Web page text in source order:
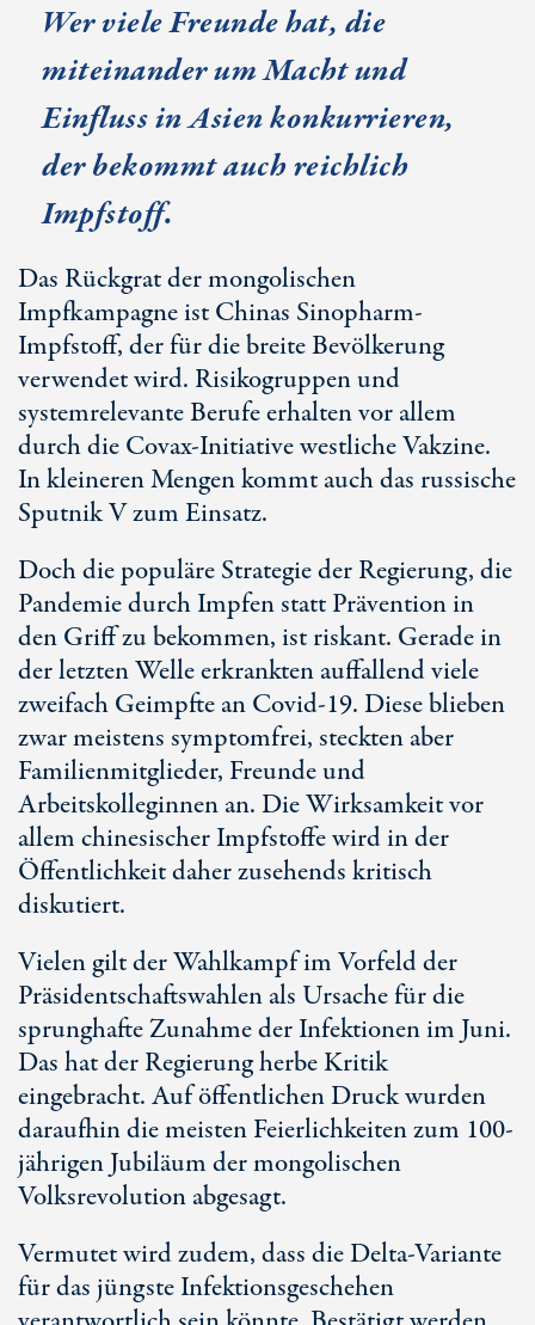
Wer viele Freunde hat, die
miteinander um Macht und
Einfluss in Asien konkurrieren,
der bekommt auch reichlich
Impfstoff.
Das Rückgrat der mongolischen
Impfkampagne ist Chinas Sinopharm-
Impfstoff, der für die breite Bevölkerung
verwendet wird. Risikogruppen und
systemrelevante Berufe erhalten vor allem
durch die Covax-Initiative westliche Vakzine.
In kleineren Mengen kommt auch das russische
Sputnik V zum Einsatz.
Doch die populäre Strategie der Regierung, die
Pandemie durch Impfen statt Prävention in
den Griff zu bekommen, ist riskant. Gerade in
der letzten Welle erkrankten auffallend viele
zweifach Geimpfte an Covid-19. Diese blieben
zwar meistens symptomfrei, steckten aber
Familienmitglieder, Freunde und
Arbeitskolleginnen an. Die Wirksamkeit vor
allem chinesischer Impfstoffe wird in der
Öffentlichkeit daher zusehends kritisch
diskutiert.
Vielen gilt der Wahlkampf im Vorfeld der
Präsidentschaftswahlen als Ursache für die
sprunghafte Zunahme der Infektionen im Juni.
Das hat der Regierung herbe Kritik
eingebracht. Auf öffentlichen Druck wurden
daraufhin die meisten Feierlichkeiten zum 100-
jährigen Jubiläum der mongolischen
Volksrevolution abgesagt.
Vermutet wird zudem, dass die Delta-Variante
für das jüngste Infektionsgeschehen